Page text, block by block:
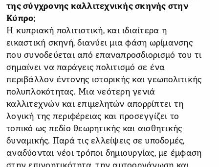
της σύγχρονης καλλιτεχνικής σκηνής στην
Κύπρο;
Η κυπριακή πολιτιστική, και ιδιαίτερα η
εικαστική σκηνή, διανύει μια φάση ωρίμανσης
που συνοδεύεται από επαναπροσδιορισμό του τι
σημαίνει να παράγεις πολιτισμό σε ένα
περιβάλλον έντονης ιστορικής και γεωπολιτικής
πολυπλοκότητας. Μια νεότερη γενιά
καλλιτεχνών και επιμελητών απορρίπτει τη
λογική της περιφέρειας και προσεγγίζει το
τοπικό ως πεδίο θεωρητικής και αισθητικής
δυναμικής. Παρά τις ελλείψεις σε υποδομές,
αναδύονται νέοι τρόποι δημιουργίας, με έμφαση